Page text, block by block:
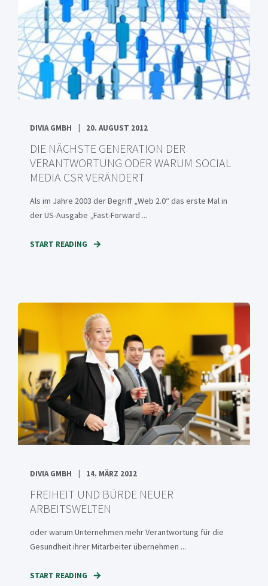
DIVIA GMBH 20. AUGUST 2012
DIE NÄCHSTE GENERATION DER
VERANTWORTUNG ODER WARUM SOCIAL
MEDIA CSR VERÄNDERT
Als im Jahre 2003 der Begriff „Web 2.0“ das erste Mal in
der US-Ausgabe „Fast-Forward ...
START READING
DIVIA GMBH 14. MÄRZ 2012
FREIHEIT UND BÜRDE NEUER
ARBEITSWELTEN
oder warum Unternehmen mehr Verantwortung für die
Gesundheit ihrer Mitarbeiter übernehmen ...
START READING